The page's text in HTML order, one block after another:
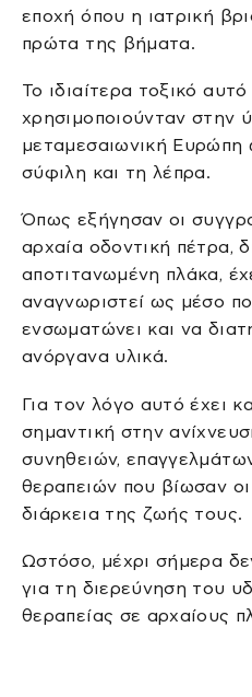
εποχή όπου η ιατρική
πρώτα της βήματα.
Το ιδιαίτερα τοξικό αυτό
χρησιμοποιούνταν στην
μεταμεσαιωνική Ευρώπη
σύφιλη και τη λέπρα.
Όπως εξήγησαν οι
αρχαία οδοντική πέτρα,
αποτιτανωμένη πλάκα,
αναγνωριστεί ως μέσο
ενσωματώνει και να
ανόργανα υλικά.
Για τον λόγο αυτό έχει
σημαντική στην
συνηθειών,
θεραπειών που βίωσαν
διάρκεια της ζωής τους.
Ωστόσο, μέχρι σήμερα
για τη διερεύνηση του
θεραπείας σε αρχαίους